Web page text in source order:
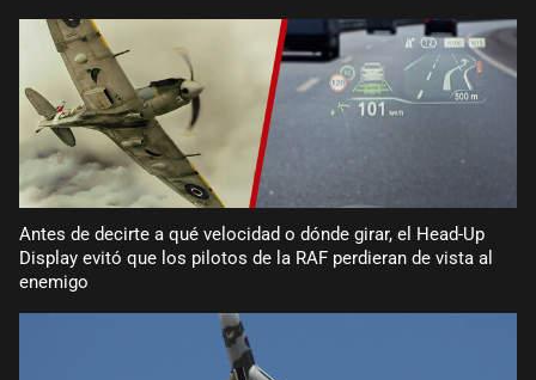
Antes de decirte a qué velocidad o dónde girar, el Head-Up
Display evitó que los pilotos de la RAF perdieran de vista al
enemigo